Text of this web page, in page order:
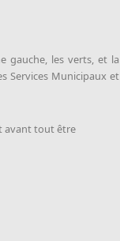
gauche, les verts, et la
Services Municipaux et
avant tout être